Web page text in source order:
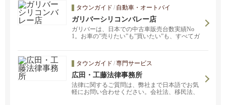
タウンガイド / 自動車・オートバイ
ガリバーシリコンバレー店
ガリバーは、日本での中古車販売台数実績No
1。お車の”売りたい”も”買いたい”も、すべてガ
しております。
タウンガイド /専門サービス
広田・工藤法律事務所
法律に関するご質問は、弊社まで日本語でお気
軽にお問い合わせください。会社法、移民法、